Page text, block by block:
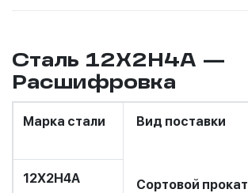
Сталь 12Х2Н4А —
Расшифровка
Марка стали Вид поставки
Сортовой прокат
12Х2Н4А